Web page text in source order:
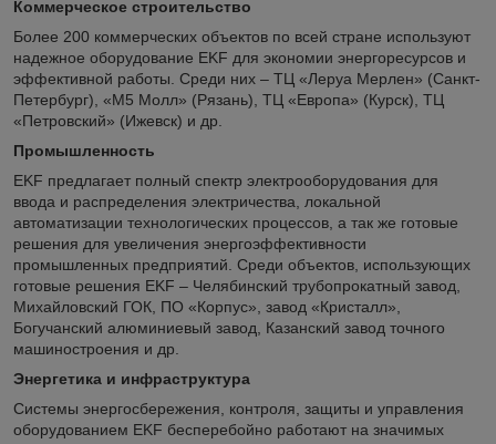
Коммерческое строительство
Более 200 коммерческих объектов по всей стране используют
надежное оборудование EKF для экономии энергоресурсов и
эффективной работы. Среди них – ТЦ «Леруа Мерлен» (Санкт-
Петербург), «М5 Молл» (Рязань), ТЦ «Европа» (Курск), ТЦ
«Петровский» (Ижевск) и др.
Промышленность
EKF предлагает полный спектр электрооборудования для
ввода и распределения электричества, локальной
автоматизации технологических процессов, а так же готовые
решения для увеличения энергоэффективности
промышленных предприятий. Среди объектов, использующих
готовые решения EKF – Челябинский трубопрокатный завод,
Михайловский ГОК, ПО «Корпус», завод «Кристалл»,
Богучанский алюминиевый завод, Казанский завод точного
машиностроения и др.
Энергетика и инфраструктура
Системы энергосбережения, контроля, защиты и управления
оборудованием EKF бесперебойно работают на значимых